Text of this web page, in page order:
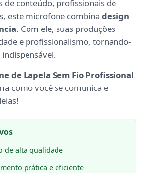
de conteúdo, profissionais de
este microfone combina design
. Com ele, suas produções
e profissionalismo, tornando-
de Lapela Sem Fio Profissional
como você se comunica e
de alta qualidade
prática e eficiente